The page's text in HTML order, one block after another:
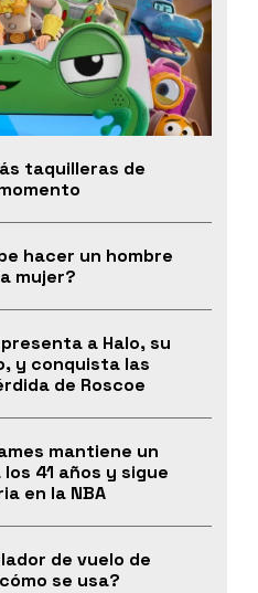
taquilleras de
hacer un hombre
mujer?
a Halo, su
y conquista las
de Roscoe
mantiene un
41 años y sigue
en la NBA
de vuelo de
se usa?